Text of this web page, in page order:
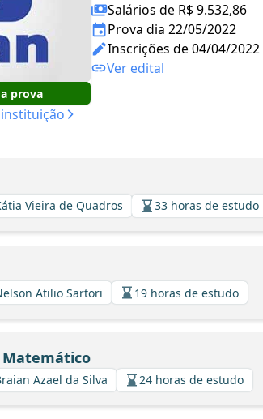
prova
Salários de R$ 9.532,86
Prova dia 22/05/2022
Inscrições de 04/04/
Ver edital
Vieira de Quadros 33 horas de estudo
Atilio Sartori 19 horas de estudo
Matemático
Azael da Silva 24 horas de estudo